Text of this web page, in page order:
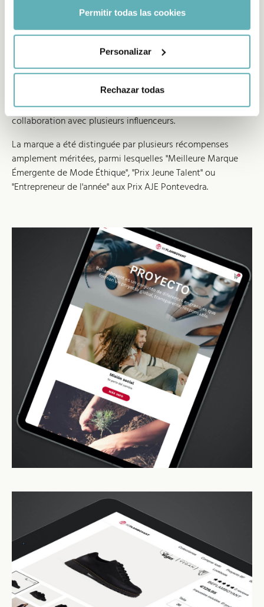
Permitir todas las cookies
Personalizar
Rechazar todas
Une stratégie digitale 360 pour
une marque à valeur sociale
Au-delà du développement, nous avons pris en charge la
stratégie de lancement 360 de la marque. Nous avons géré
des campagnes d'Ads, un projet sur KickStarter et même la
collaboration avec plusieurs influenceurs.
La marque a été distinguée par plusieurs récompenses
amplement méritées, parmi lesquelles "Meilleure Marque
Émergente de Mode Éthique", "Prix Jeune Talent" ou
"Entrepreneur de l'année" aux Prix AJE Pontevedra.